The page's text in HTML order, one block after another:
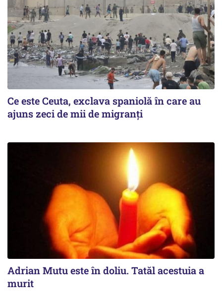
Ce este Ceuta, exclava spaniolă în care au
ajuns zeci de mii de migranți
Adrian Mutu este în doliu. Tatăl acestuia a
murit